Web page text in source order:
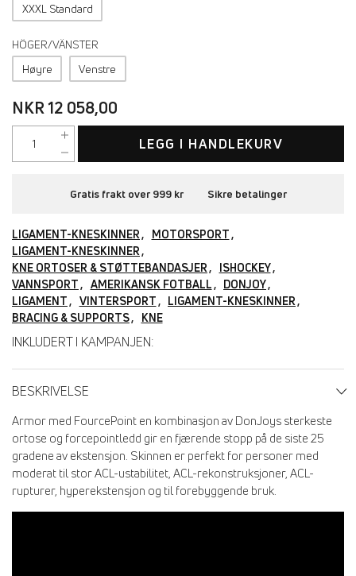
XXXL Standard
HÖGER/VÄNSTER
Høyre Venstre
NKR 12 058,00
LEGG I HANDLEKURV
Gratis frakt over 999 kr Sikre betalinger
LIGAMENT-KNESKINNER
MOTORSPORT
LIGAMENT-KNESKINNER
KNE ORTOSER & STØTTEBANDASJER
ISHOCKEY
VANNSPORT
AMERIKANSK FOTBALL
DONJOY
LIGAMENT
VINTERSPORT
LIGAMENT-KNESKINNER
BRACING & SUPPORTS
KNE
INKLUDERT I KAMPANJEN:
BESKRIVELSE
Armor med FourcePoint en kombinasjon av DonJoys sterkeste
ortose og forcepointledd gir en fjærende stopp på de siste 25
gradene av ekstensjon. Skinnen er perfekt for personer med
moderat til stor ACL-ustabilitet, ACL-rekonstruksjoner, ACL-
rupturer, hyperekstensjon og til forebyggende bruk.